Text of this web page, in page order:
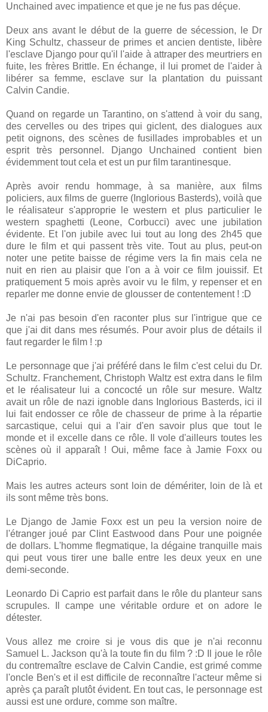
Unchained avec impatience et que je ne fus pas déçue.
Deux ans avant le début de la guerre de sécession, le Dr
King Schultz, chasseur de primes et ancien dentiste, libère
l'esclave Django pour qu'il l'aide à attraper des meurtriers en
fuite, les frères Brittle. En échange, il lui promet de l'aider à
libérer sa femme, esclave sur la plantation du puissant
Calvin Candie.
Quand on regarde un Tarantino, on s'attend à voir du sang,
des cervelles ou des tripes qui giclent, des dialogues aux
petit oignons, des scènes de fusillades improbables et un
esprit très personnel. Django Unchained contient bien
évidemment tout cela et est un pur film tarantinesque.
Après avoir rendu hommage, à sa manière, aux films
policiers, aux films de guerre (Inglorious Basterds), voilà que
le réalisateur s'approprie le western et plus particulier le
western spaghetti (Leone, Corbucci) avec une jubilation
évidente. Et l'on jubile avec lui tout au long des 2h45 que
dure le film et qui passent très vite. Tout au plus, peut-on
noter une petite baisse de régime vers la fin mais cela ne
nuit en rien au plaisir que l'on a à voir ce film jouissif. Et
pratiquement 5 mois après avoir vu le film, y repenser et en
reparler me donne envie de glousser de contentement ! :D
Je n'ai pas besoin d'en raconter plus sur l'intrigue que ce
que j'ai dit dans mes résumés. Pour avoir plus de détails il
faut regarder le film ! :p
Le personnage que j'ai préféré dans le film c'est celui du Dr.
Schultz. Franchement, Christoph Waltz est extra dans le film
et le réalisateur lui a concocté un rôle sur mesure. Waltz
avait un rôle de nazi ignoble dans Inglorious Basterds, ici il
lui fait endosser ce rôle de chasseur de prime à la répartie
sarcastique, celui qui a l'air d'en savoir plus que tout le
monde et il excelle dans ce rôle. Il vole d'ailleurs toutes les
scènes où il apparaît ! Oui, même face à Jamie Foxx ou
DiCaprio.
Mais les autres acteurs sont loin de démériter, loin de là et
ils sont même très bons.
Le Django de Jamie Foxx est un peu la version noire de
l'étranger joué par Clint Eastwood dans Pour une poignée
de dollars. L'homme flegmatique, la dégaine tranquille mais
qui peut vous tirer une balle entre les deux yeux en une
demi-seconde.
Leonardo Di Caprio est parfait dans le rôle du planteur sans
scrupules. Il campe une véritable ordure et on adore le
détester.
Vous allez me croire si je vous dis que je n'ai reconnu
Samuel L. Jackson qu'à la toute fin du film ? :D Il joue le rôle
du contremaître esclave de Calvin Candie, est grimé comme
l'oncle Ben's et il est difficile de reconnaître l'acteur même si
après ça paraît plutôt évident. En tout cas, le personnage est
aussi est une ordure, comme son maître.